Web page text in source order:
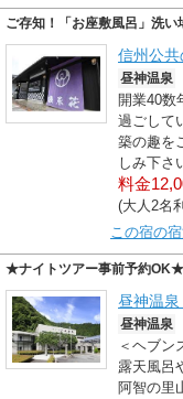
ご存知！「お座敷風呂」洗い
信州公
昼神温泉
開業40数
過ごして
築の趣を
しみ下さ
料金
(大人2名
この宿の
★ナイトツアー事前予約OK★
昼神温
昼神温泉
＜ヘブン
露天風呂
阿智の里